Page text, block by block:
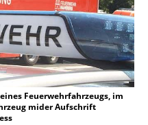
Feuerwehrfahrzeugs, im
mider Aufschrift